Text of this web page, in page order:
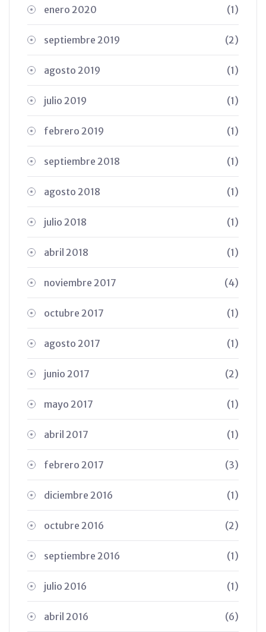
enero 2020 (1)
septiembre 2019 (2)
agosto 2019 (1)
julio 2019 (1)
febrero 2019 (1)
septiembre 2018 (1)
agosto 2018 (1)
julio 2018 (1)
abril 2018 (1)
noviembre 2017 (4)
octubre 2017 (1)
agosto 2017 (1)
junio 2017 (2)
mayo 2017 (1)
abril 2017 (1)
febrero 2017 (3)
diciembre 2016 (1)
octubre 2016 (2)
septiembre 2016 (1)
julio 2016 (1)
abril 2016 (6)